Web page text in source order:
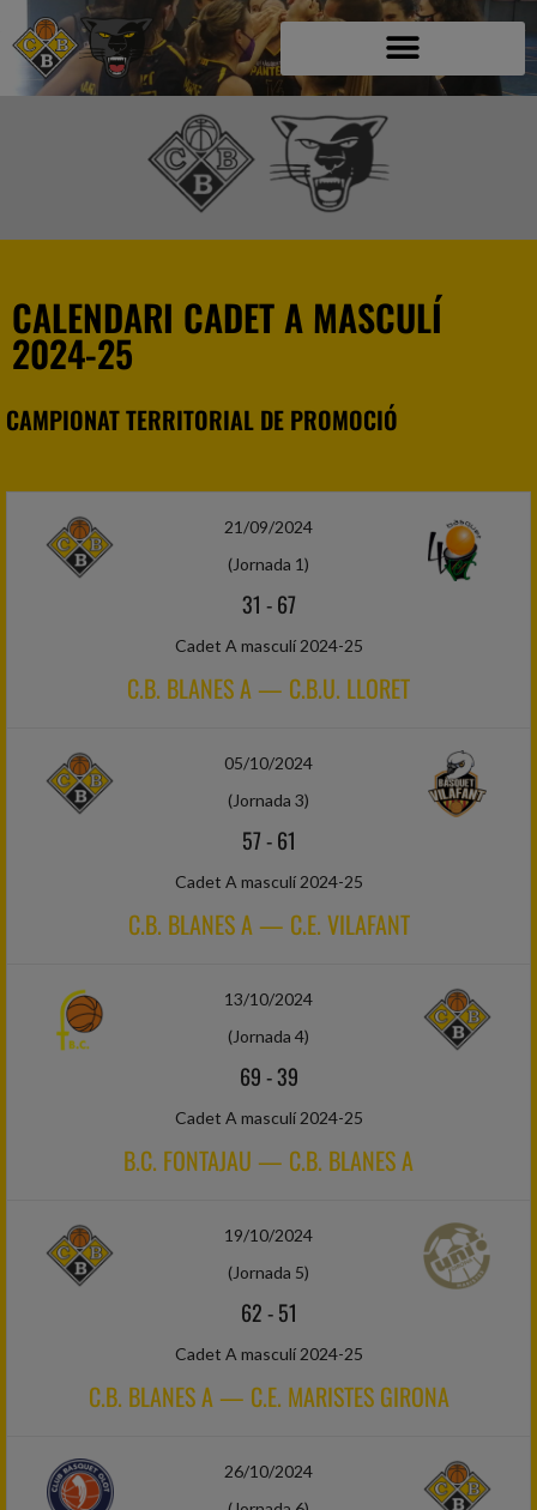
CALENDARI CADET A MASCULÍ
2024-25
CAMPIONAT TERRITORIAL DE PROMOCIÓ
21/09/2024
(Jornada 1)
31 -67
Cadet A masculí 2024-25
C.B. BLANES A — C.B.U. LLORET
05/10/2024
(Jornada 3)
57-61
Cadet A masculí 2024-25
C.B. BLANES A — C.E. VILAFANT
13/10/2024
(Jornada 4)
69-39
Cadet A masculí 2024-25
B.C. FONTAJAU — C.B. BLANES A
19/10/2024
(Jornada 5)
62-51
Cadet A masculí 2024-25
C.B. BLANES A — C.E. MARISTES GIRONA
26/10/2024